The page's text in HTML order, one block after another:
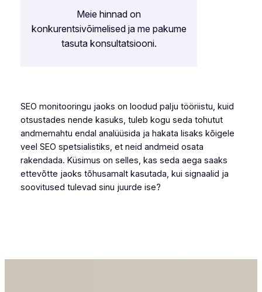
Meie hinnad on
konkurentsivõimelised ja me pakume
tasuta konsultatsiooni.
SEO monitooringu jaoks on loodud palju tööriistu, kuid
otsustades nende kasuks, tuleb kogu seda tohutut
andmemahtu endal analüüsida ja hakata lisaks kõigele
veel SEO spetsialistiks, et neid andmeid osata
rakendada. Küsimus on selles, kas seda aega saaks
ettevõtte jaoks tõhusamalt kasutada, kui signaalid ja
soovitused tulevad sinu juurde ise?